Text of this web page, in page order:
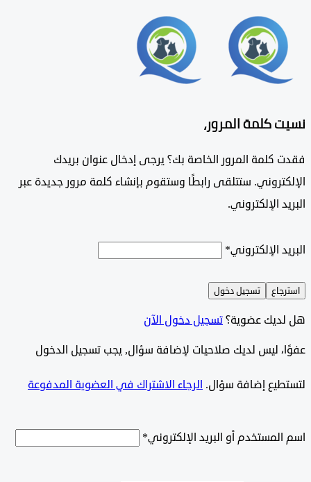
كلمة المرور،
كلمة المرور الخاصة بك؟ يرجى إدخال عنوان بريدك
ستتلقى رابطًا وستقوم بإنشاء كلمة مرور جديدة عبر
الإلكتروني.
الإلكتروني*
تسجيل دخول
عضوية؟تسجيل دخول الآن
ليس لديك صلاحيات لإضافة سؤال, يجب تسجيل الدخول
إضافة سؤال.الرجاء الاشتراك في العضوية المدفوعة
أو البريد الإلكتروني*